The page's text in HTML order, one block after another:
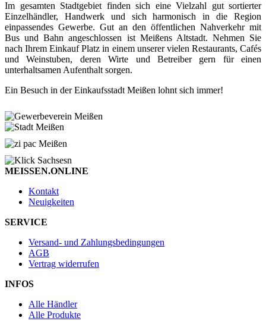
Im gesamten Stadtgebiet finden sich eine Vielzahl gut sortierter
Einzelhändler, Handwerk und sich harmonisch in die Region
einpassendes Gewerbe. Gut an den öffentlichen Nahverkehr mit
Bus und Bahn angeschlossen ist Meißens Altstadt. Nehmen Sie
nach Ihrem Einkauf Platz in einem unserer vielen Restaurants, Cafés
und Weinstuben, deren Wirte und Betreiber gern für einen
unterhaltsamen Aufenthalt sorgen.
Ein Besuch in der Einkaufsstadt Meißen lohnt sich immer!
MEISSEN.ONLINE
Kontakt
Neuigkeiten
SERVICE
Versand- und Zahlungsbedingungen
AGB
Vertrag widerrufen
INFOS
Alle Händler
Alle Produkte